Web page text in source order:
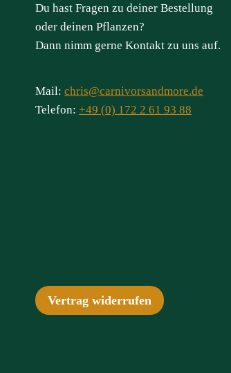
Du hast Fragen zu deiner Bestellung
oder deinen Pflanzen?
Dann nimm gerne Kontakt zu uns auf.
Mail: chris@carnivorsandmore.de
Telefon: +49 (0) 172 2 61 93 88
Vertrag widerrufen